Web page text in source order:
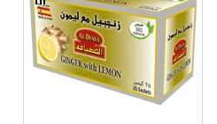
قارن
بين
المنتجات